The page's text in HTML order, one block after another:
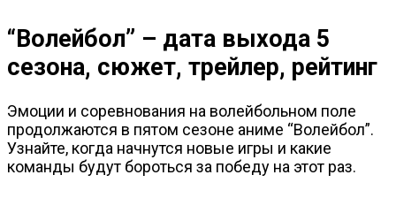
“Волейбол” – дата выхода 5
сезона, сюжет, трейлер, рейтинг
Эмоции и соревнования на волейбольном поле
продолжаются в пятом сезоне аниме “Волейбол”.
Узнайте, когда начнутся новые игры и какие
команды будут бороться за победу на этот раз.